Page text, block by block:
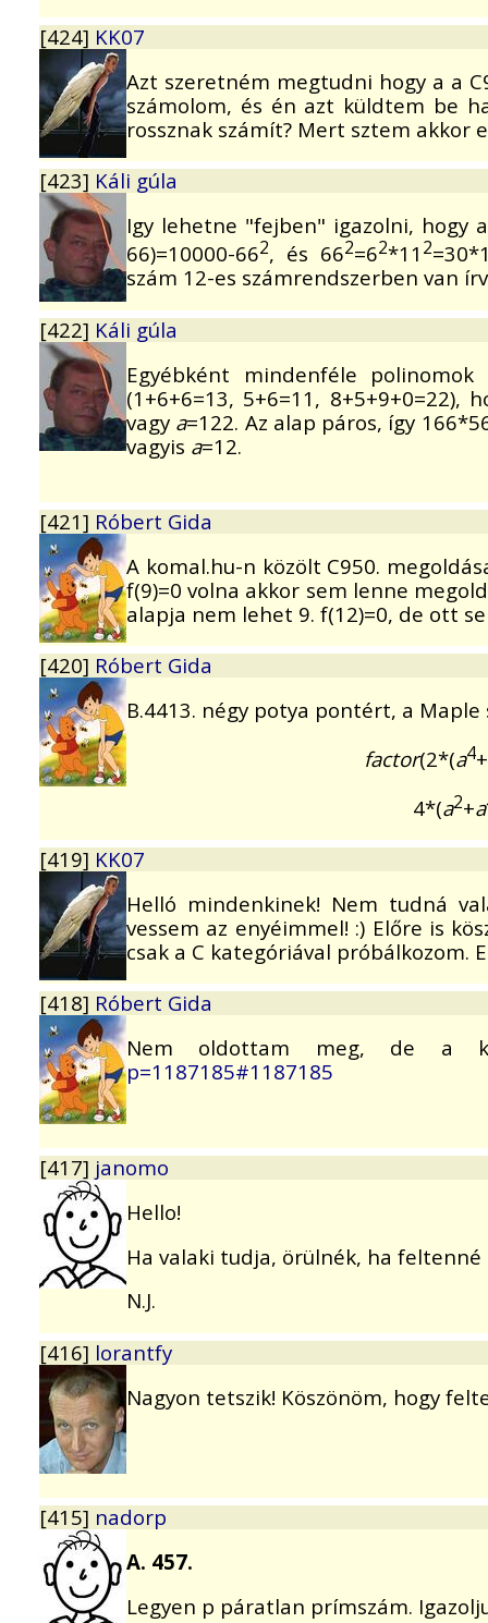
[424] KK07
Azt szeretném megtudni hogy a a
számolom, és én azt küldtem be
rossznak számít? Mert sztem akkor
[423] Káli gúla
Igy lehetne "fejben" igazolni, hogy
66)=10000-662, és 662=62*11 2
szám 12-es számrendszerben van
[422] Káli gúla
Egyébként mindenféle
(1+6+6=13, 5+6=11, 8+5+9+0=22),
vagy a=122. Az alap páros, így
vagyis a=12.
[421] Róbert Gida
A komal.hu-n közölt C950.
f(9)=0 volna akkor sem lenne
alapja nem lehet 9. f(12)=0, de ott
[420] Róbert Gida
B.4413. négy potya pontért, a
factor(2*(a4+
4*(a2+a
[419] KK07
Helló mindenkinek! Nem tudná
vessem az enyéimmel! :) Előre is
csak a C kategóriával próbálkozom.
[418] Róbert Gida
Nem oldottam meg, de a
p=1187185#1187185
[417] janomo
Hello!
Ha valaki tudja, örülnék, ha
N.J.
[416] lorantfy
Nagyon tetszik! Köszönöm, hogy
[415] nadorp
A. 457.
Legyen p páratlan prímszám.